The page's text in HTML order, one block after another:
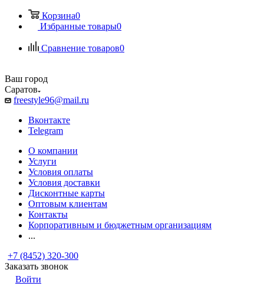
Корзина0
Избранные товары0
Сравнение товаров0
Ваш город
Саратов
freestyle96@mail.ru
Вконтакте
Telegram
О компании
Услуги
Условия оплаты
Условия доставки
Дисконтные карты
Оптовым клиентам
Контакты
Корпоративным и бюджетным организациям
...
+7 (8452) 320-300
Заказать звонок
Войти